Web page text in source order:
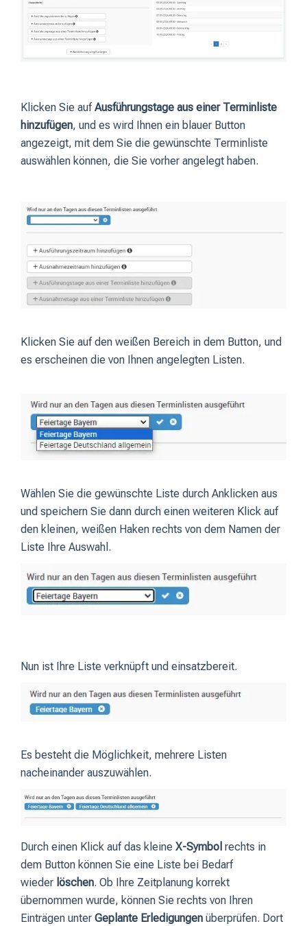
Klicken Sie aufAusführungstage aus einer Terminliste
hinzufügen, und es wird Ihnen ein blauer Button
angezeigt, mit dem Sie die gewünschte Terminliste
auswählen können, die Sie vorher angelegt haben.
Klicken Sie auf den weißen Bereich in dem Button, und
es erscheinen die von Ihnen angelegten Listen.
Wählen Sie die gewünschte Liste durch Anklicken aus
und speichern Sie dann durch einen weiteren Klick auf
den kleinen, weißen Haken rechts von dem Namen der
Liste Ihre Auswahl.
Nun ist Ihre Liste verknüpft und einsatzbereit.
Es besteht die Möglichkeit, mehrere Listen
nacheinander auszuwählen.
Durch einen Klick auf das kleine X-Symbol rechts in
dem Button können Sie eine Liste bei Bedarf
wieder löschen. Ob Ihre Zeitplanung korrekt
übernommen wurde, können Sie rechts von Ihren
Einträgen unter Geplante Erledigungen überprüfen. Dort